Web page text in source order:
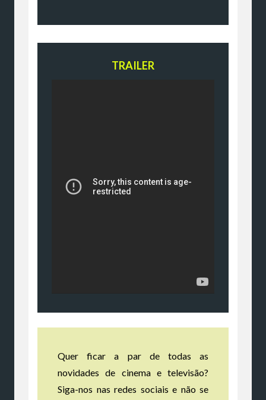
TRAILER
Quer ficar a par de todas as
novidades de cinema e televisão?
Siga-nos nas redes sociais e não se